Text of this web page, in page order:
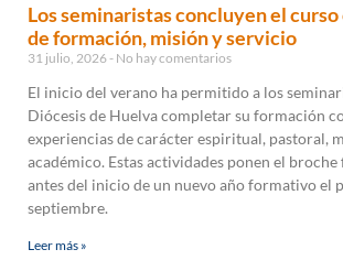
Los seminaristas concluyen el
de formación, misión y servicio
31 julio, 2026 No hay comentarios
El inicio del verano ha permitido a los
Diócesis de Huelva completar su formación
experiencias de carácter espiritual, pastoral,
académico. Estas actividades ponen el
antes del inicio de un nuevo año formativo el
septiembre.
Leer más »